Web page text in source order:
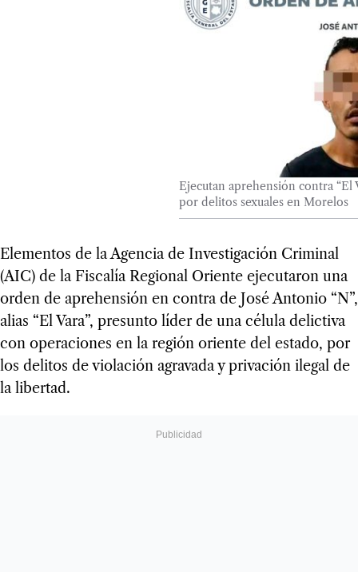
Ejecutan aprehensión contra
por delitos sexuales en Morelos
Elementos de la Agencia de Investigación Criminal
(AIC) de la Fiscalía Regional Oriente ejecutaron una
orden de aprehensión en contra de José Antonio “N”,
alias “El Vara”, presunto líder de una célula delictiva
con operaciones en la región oriente del estado, por
los delitos de violación agravada y privación ilegal de
la libertad.